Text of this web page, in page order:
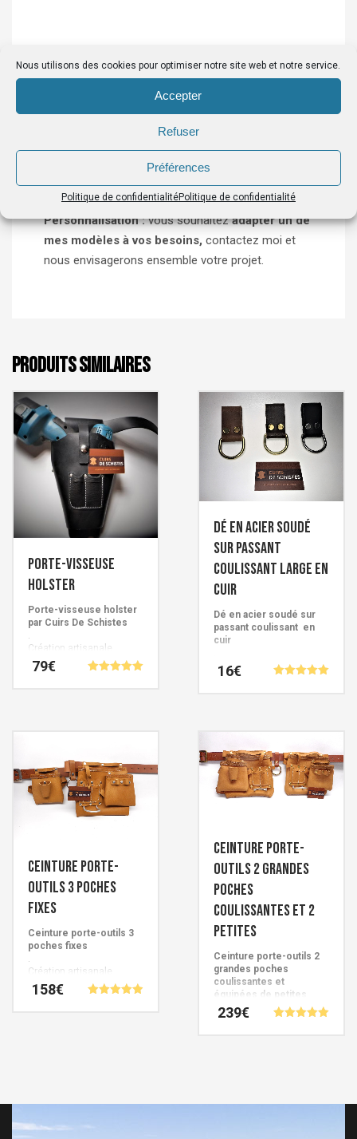
Nous utilisons des cookies pour optimiser notre site web et notre service.
Accepter
Refuser
Préférences
Politique de confidentialitéPolitique de confidentialité
réalisées en région Occitanie.
Création artisanale : je travaille essentiellement
d’assurer une fabrication unique et originale.
Personnalisation :vous souhaitezadapter un de
mes modèles à vos besoins, contactez moi et
nous envisagerons ensemble votre projet.
PRODUITS SIMILAIRES
Porte-visseuse
holster
Porte-visseuse holster
par Cuirs De Schistes
.
Création artisanale
Française signée Cuirs de
Schistes.
79€
variations.
Les
être
choisies
page
Dé en acier soudé
sur passant
coulissant large en
cuir
Dé en acier soudé sur
passant coulissant en
cuir
Création artisanale
Française signée Cuirs de
16€
plusieurs
variations.
peuvent
être
choisies
produit
Ceinture porte-
outils 3 poches
fixes
Ceinture porte-outils 3
poches fixes
.
Création artisanale
Française signée Cuirs de
Schistes.
158€
variations.
Les
Ceinture porte-
outils 2 grandes
poches
coulissantes et 2
petites
Ceinture porte-outils 2
grandes poches
coulissantes et
équipées de petites
poches
239€
plusieurs